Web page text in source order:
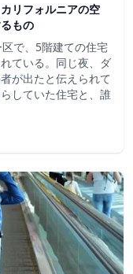
リフォルニアの空
もの
で、5階建ての住宅
ている。同じ夜、ダ
が出たと伝えられて
していた住宅と、誰